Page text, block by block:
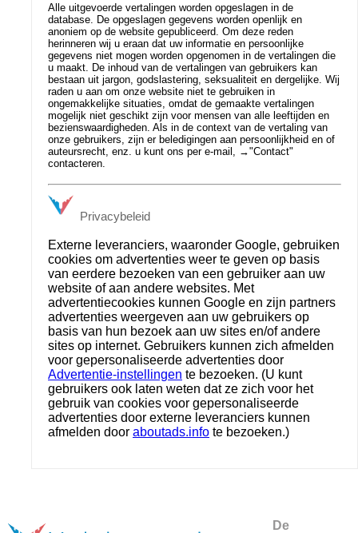
Alle uitgevoerde vertalingen worden opgeslagen in de
database. De opgeslagen gegevens worden openlijk en
anoniem op de website gepubliceerd. Om deze reden
herinneren wij u eraan dat uw informatie en persoonlijke
gegevens niet mogen worden opgenomen in de vertalingen die
u maakt. De inhoud van de vertalingen van gebruikers kan
bestaan uit jargon, godslastering, seksualiteit en dergelijke. Wij
raden u aan om onze website niet te gebruiken in
ongemakkelijke situaties, omdat de gemaakte vertalingen
mogelijk niet geschikt zijn voor mensen van alle leeftijden en
bezienswaardigheden. Als in de context van de vertaling van
onze gebruikers, zijn er beledigingen aan persoonlijkheid en of
auteursrecht, enz. u kunt ons per e-mail, →"Contact"
contacteren.
Privacybeleid
Externe leveranciers, waaronder Google, gebruiken
cookies om advertenties weer te geven op basis
van eerdere bezoeken van een gebruiker aan uw
website of aan andere websites. Met
advertentiecookies kunnen Google en zijn partners
advertenties weergeven aan uw gebruikers op
basis van hun bezoek aan uw sites en/of andere
sites op internet. Gebruikers kunnen zich afmelden
voor gepersonaliseerde advertenties door
Advertentie-instellingen te bezoeken. (U kunt
gebruikers ook laten weten dat ze zich voor het
gebruik van cookies voor gepersonaliseerde
advertenties door externe leveranciers kunnen
afmelden door aboutads.info te bezoeken.)
De